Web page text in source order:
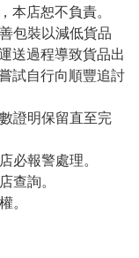
本店恕不負責。
包裝以減低貨品
送過程導致貨品出
試自行向順豐追討
證明保留直至完
報警處理。
查詢。
。